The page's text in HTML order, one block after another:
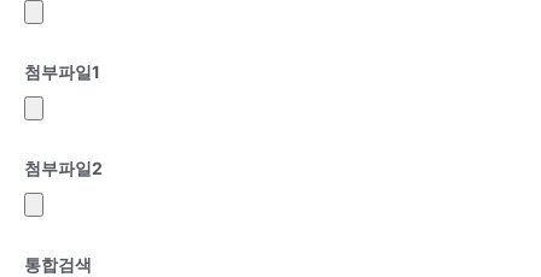
첨부파일1
첨부파일2
통합검색